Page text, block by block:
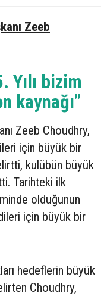
Zeeb
Yılı bizim
kaynağı”
Zeeb Choudhry,
için büyük bir
kulübün büyük
Tarihteki ilk
olduğunun
için büyük bir
hedeflerin büyük
Choudhry,